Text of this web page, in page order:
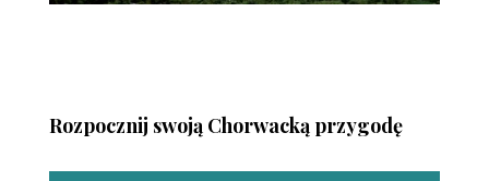
Rozpocznij swoją Chorwacką przygodę